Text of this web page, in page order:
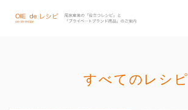
すべてのレシピ